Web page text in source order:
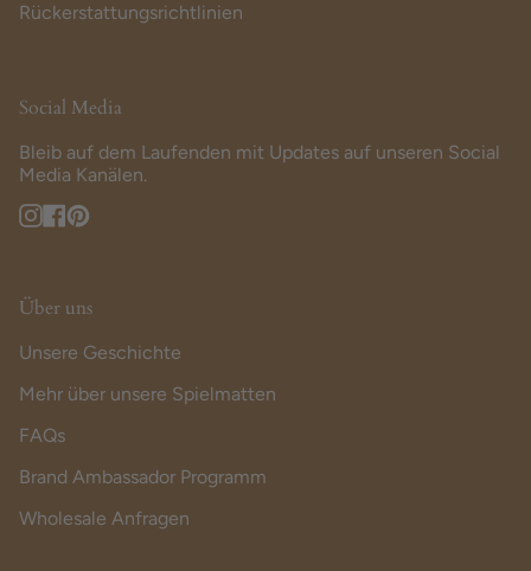
Rückerstattungsrichtlinien
Social Media
Bleib auf dem Laufenden mit Updates auf unseren Social
Media Kanälen.
Instagram
Facebook
Über uns
Unsere Geschichte
Mehr über unsere Spielmatten
FAQs
Brand Ambassador Programm
Wholesale Anfragen